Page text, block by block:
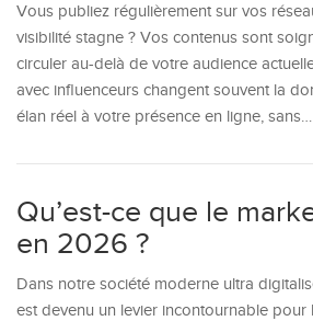
Vous publiez régulièrement sur vos
visibilité stagne ? Vos contenus sont
circuler au-delà de votre audience
avec influenceurs changent souvent la
élan réel à votre présence en ligne, sans…
Qu’est-ce que le
en 2026 ?
Dans notre société moderne ultra
est devenu un levier incontournable pour